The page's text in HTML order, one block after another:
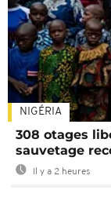
NIGÉRIA
308 otages
sauvetage
Il y a 2 heures